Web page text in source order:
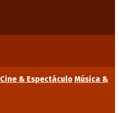
Cine & Espectáculo Música &